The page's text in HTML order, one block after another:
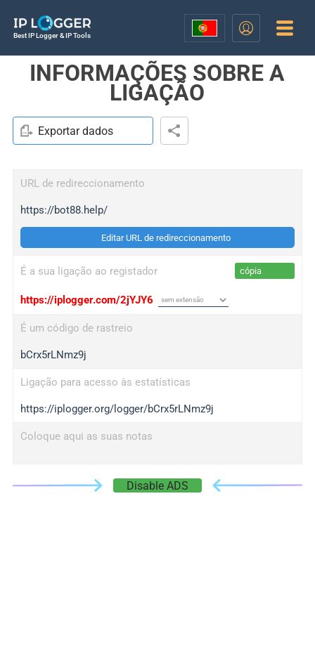
Best IP Logger & IP Tools
INFORMAÇÕES SOBRE A
LIGAÇÃO
Exportar dados
URL de redireccionamento
https://bot88.help/
Editar URL de redireccionamento
É a sua ligação ao registador cópia
https://iplogger.com/2jYJY6
É um código de rastreio
bCrx5rLNmz9j
Ligação para acesso às estatísticas
https://iplogger.org/logger/bCrx5rLNmz9j
Coloque aqui as suas notas
Disable ADS